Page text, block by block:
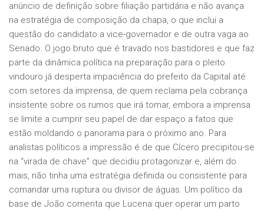
anúncio de definição sobre filiação partidária e não avança
na estratégia de composição da chapa, o que inclui a
questão do candidato a vice-governador e de outra vaga ao
Senado. O jogo bruto que é travado nos bastidores e que faz
parte da dinâmica política na preparação para o pleito
vindouro já desperta impaciência do prefeito da Capital até
com setores da imprensa, de quem reclama pela cobrança
insistente sobre os rumos que irá tomar, embora a imprensa
se limite a cumprir seu papel de dar espaço a fatos que
estão moldando o panorama para o próximo ano. Para
analistas políticos a impressão é de que Cícero precipitou-se
na “virada de chave” que decidiu protagonizar e, além do
mais, não tinha uma estratégia definida ou consistente para
comandar uma ruptura ou divisor de águas. Um político da
base de João comenta que Lucena quer operar um parto